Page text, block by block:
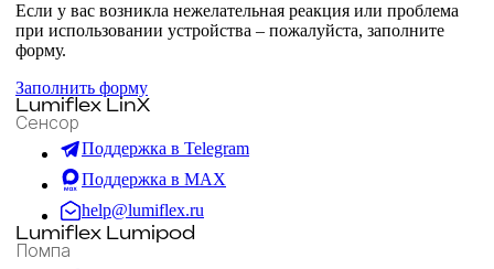
Если у вас возникла нежелательная реакция или проблема
при использовании устройства – пожалуйста, заполните
форму.
Заполнить форму
Lumiflex LinX
Сенсор
Поддержка в Telegram
Поддержка в MAX
help@lumiflex.ru
Lumiflex Lumipod
Помпа